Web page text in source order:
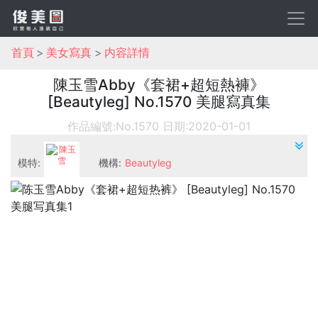
首頁 美女寫真 内容詳情
陳玉雪Abby《套裙+超短熱褲》
[Beautyleg] No.1570 美腿寫真集
作品編號:No.1570 日期:2020-01-01
模特:
陳玉雪
機構: Beautyleg